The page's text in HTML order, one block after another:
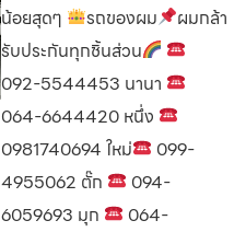
น้อยสุดๆ
รถของผม
ผมกล้า
รับประกันทุกชิ้นส่วน
092-5544453 นานา
064-6644420 หนึ่ง
0981740694 ใหม่
099-
4955062 ตั๊ก
094-
6059693 มุก
064-